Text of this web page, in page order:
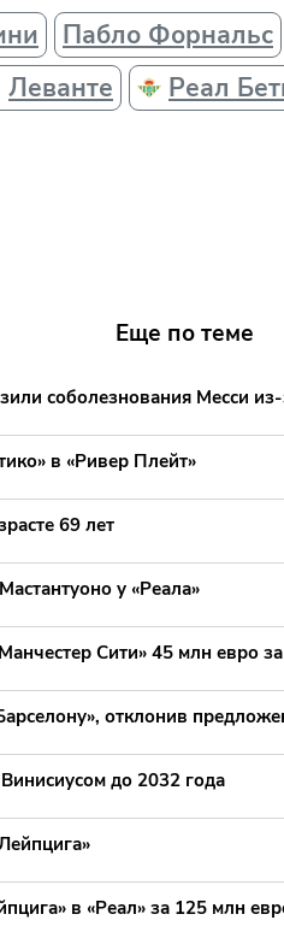
Пабло Форнальс
Леванте Реал
Еще по теме
соболезнования Месси
в «Ривер Плейт»
69 лет
у «Реала»
Сити» 45 млн евро
отклонив
до 2032 года
в «Реал» за 125 млн